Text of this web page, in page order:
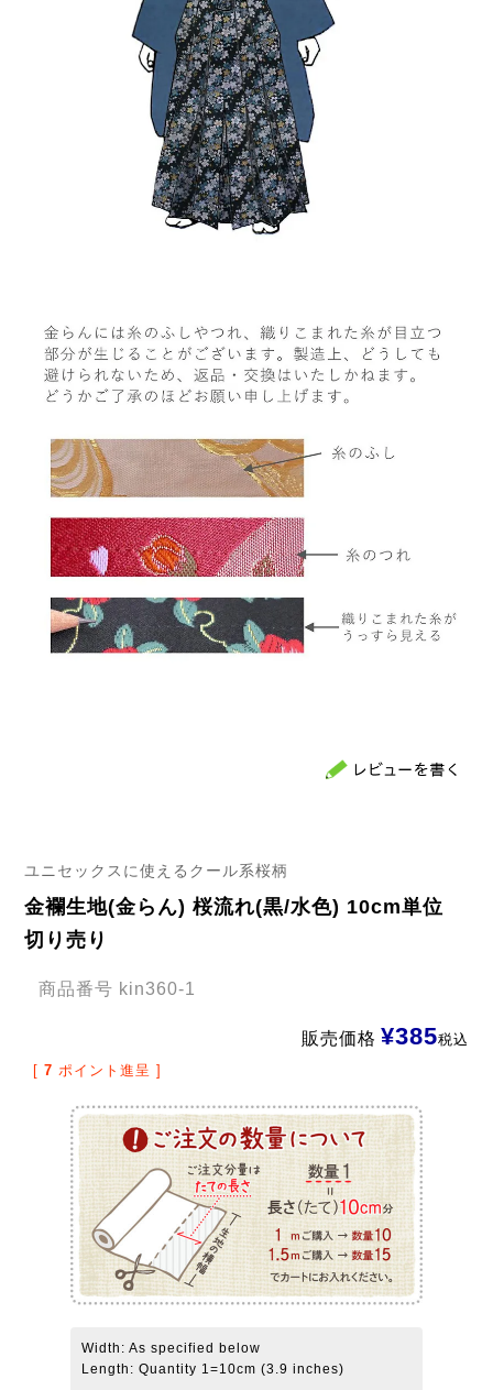
ユニセックスに使えるクール系桜柄
金襴生地(金らん) 桜流れ(黒/水色) 10cm単位
切り売り
商品番号 kin360-1
販売価格 ¥385税込
[ 7 ポイント進呈 ]
Width: As specified below
Length: Quantity 1=10cm (3.9 inches)